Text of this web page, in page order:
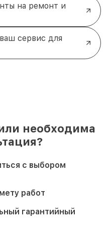
на ремонт и
сервис для
необходима
с выбором
работ
гарантийный